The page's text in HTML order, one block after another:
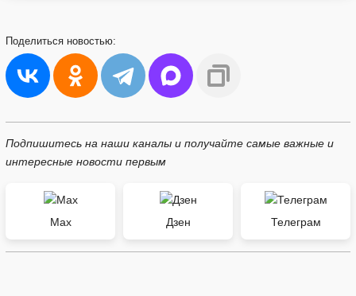
Поделиться новостью:
Подпишитесь на наши каналы и получайте самые важные и
интересные новости первым
Max Дзен Телеграм